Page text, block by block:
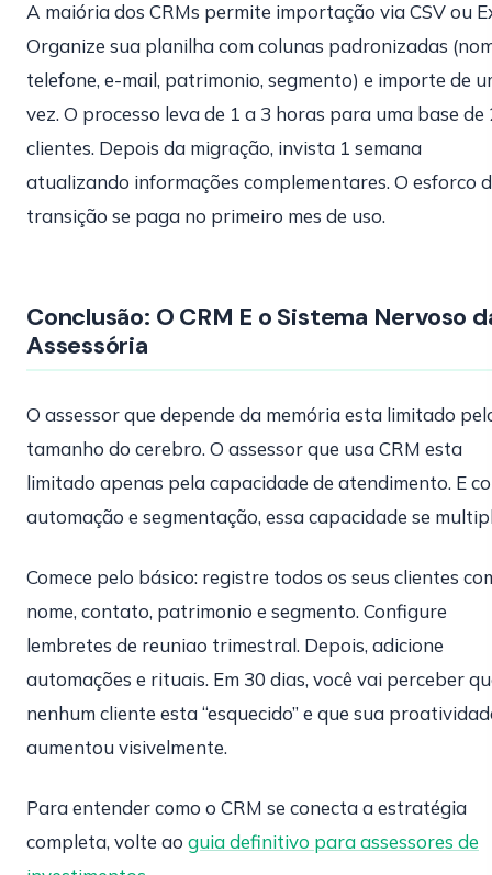
A maiória dos CRMs permite importação via CSV ou
Organize sua planilha com colunas padronizadas
telefone, e-mail, patrimonio, segmento) e importe de
vez. O processo leva de 1 a 3 horas para uma base de
clientes. Depois da migração, invista 1 semana
atualizando informações complementares. O esforco
transição se paga no primeiro mes de uso.
Conclusão: O CRM E o Sistema Nervoso
Assessória
O assessor que depende da memória esta limitado
tamanho do cerebro. O assessor que usa CRM esta
limitado apenas pela capacidade de atendimento. E
automação e segmentação, essa capacidade se
Comece pelo básico: registre todos os seus clientes
nome, contato, patrimonio e segmento. Configure
lembretes de reuniao trimestral. Depois, adicione
automações e rituais. Em 30 dias, você vai perceber
nenhum cliente esta “esquecido” e que sua
aumentou visivelmente.
Para entender como o CRM se conecta a estratégia
completa, volte ao guia definitivo para assessores de